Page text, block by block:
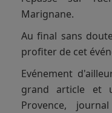
Marignane.
Au final sans
profiter de cet
Evénement
grand article et
Provence,